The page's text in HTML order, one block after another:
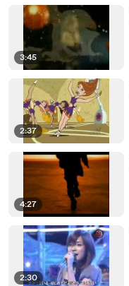
3:45
2:37
4:27
2:30